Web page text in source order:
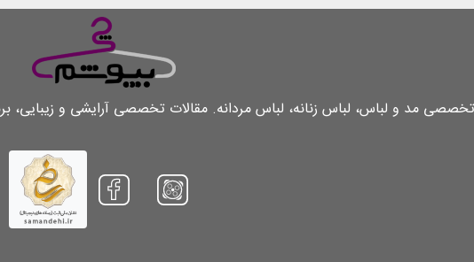
مد و لباس، لباس زنانه، لباس مردانه. مقالات تخصصی آرایشی و زیبایی،